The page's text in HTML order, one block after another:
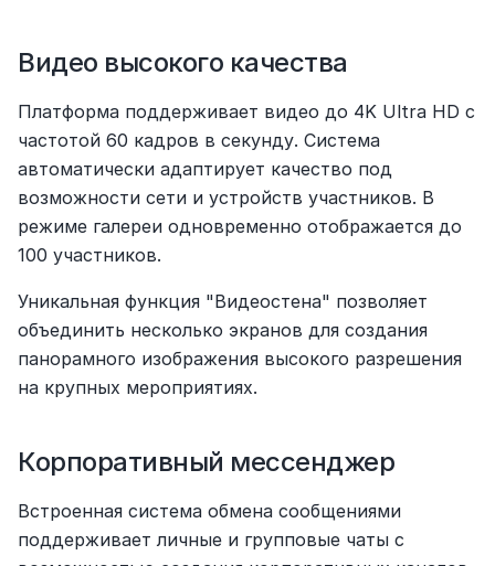
Видео высокого качества
Платформа поддерживает видео до 4K Ultra HD с
частотой 60 кадров в секунду. Система
автоматически адаптирует качество под
возможности сети и устройств участников. В
режиме галереи одновременно отображается до
100 участников.
Уникальная функция "Видеостена" позволяет
объединить несколько экранов для создания
панорамного изображения высокого разрешения
на крупных мероприятиях.
Корпоративный мессенджер
Встроенная система обмена сообщениями
поддерживает личные и групповые чаты с